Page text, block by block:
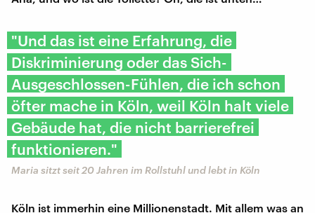
"Und das ist eine Erfahrung, die
Diskriminierung oder das Sich-
Ausgeschlossen-Fühlen, die ich schon
öfter mache in Köln, weil Köln halt viele
Gebäude hat, die nicht barrierefrei
funktionieren."
Maria sitzt seit 20 Jahren im Rollstuhl und lebt in Köln
Köln ist immerhin eine Millionenstadt. Mit allem was an